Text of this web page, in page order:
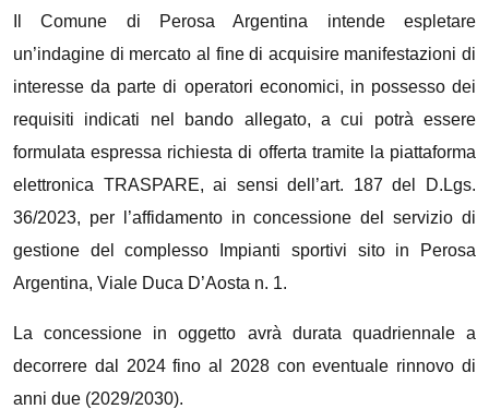
Il Comune di Perosa Argentina intende espletare
un’indagine di mercato al fine di acquisire manifestazioni di
interesse da parte di operatori economici, in possesso dei
requisiti indicati nel bando allegato, a cui potrà essere
formulata espressa richiesta di offerta tramite la piattaforma
elettronica TRASPARE, ai sensi dell’art. 187 del D.Lgs.
36/2023, per l’affidamento in concessione del servizio di
gestione del complesso Impianti sportivi sito in Perosa
Argentina, Viale Duca D’Aosta n. 1.
La concessione in oggetto avrà durata quadriennale a
decorrere dal 2024 fino al 2028 con eventuale rinnovo di
anni due (2029/2030).